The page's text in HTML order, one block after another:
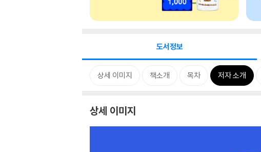
도서정보
상세 이미지 책소개 목차 저자 소개
상세 이미지